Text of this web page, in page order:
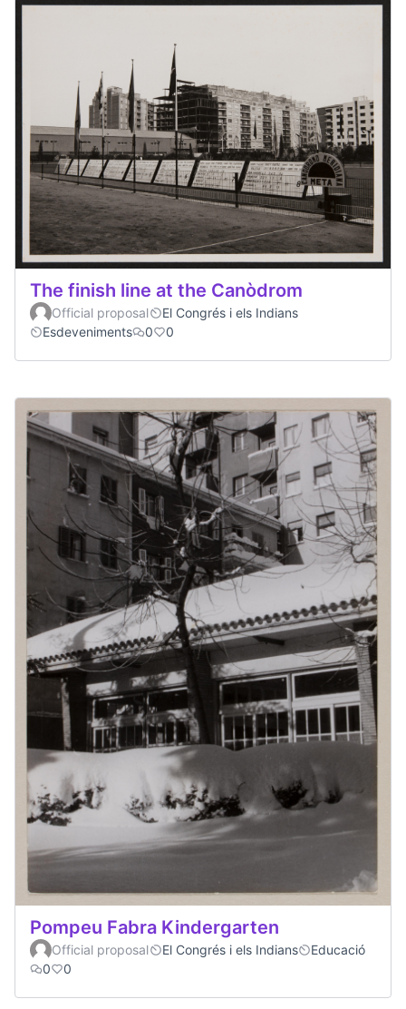
The finish line at the Canòdrom
Official proposal
El Congrés i els Indians
Esdeveniments
0 0
Pompeu Fabra Kindergarten
Official proposal El Congrés i els Indians
Educació
0
0